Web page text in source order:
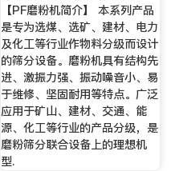
【PF磨粉机简介】 本系列产品
是专为选煤、选矿、建材、电力
及化工等行业作物料分级而设计
的筛分设备。磨粉机具有结构先
进、激振力强、振动噪音小、易
于维修、坚固耐用等特点。广泛
应用于矿山、建材、交通、能
源、化工等行业的产品分级，是
磨粉筛分联合设备上的理想机
型.